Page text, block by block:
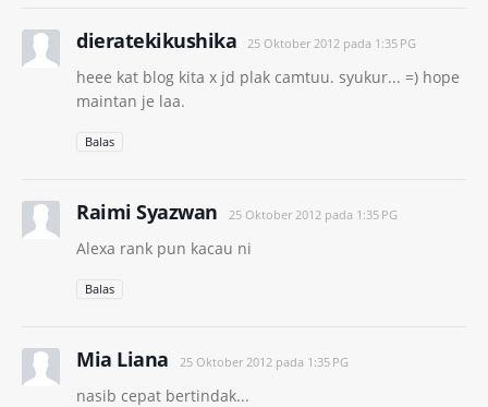
dieratekikushika 25 Oktober 2012 pada 1:35 PG
heee kat blog kita x jd plak camtuu. syukur... =) hope
maintan je laa.
Balas
Raimi Syazwan 25 Oktober 2012 pada 1:35 PG
Alexa rank pun kacau ni
Balas
Mia Liana 25 Oktober 2012 pada 1:35 PG
nasib cepat bertindak...